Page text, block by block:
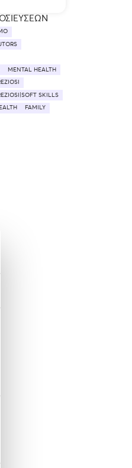
MENTAL HEALTH
SKILLS
FAMILY